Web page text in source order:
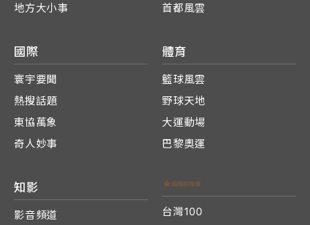
地方大小事
首都風雲
國際
寰宇要聞
熱搜話題
東協萬象
奇人妙事
體育
籃球風雲
野球天地
大運動場
巴黎奧運
知影
影音頻道
台灣100